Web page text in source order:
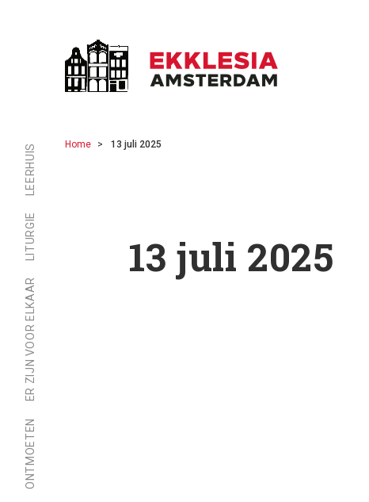
LEERHUIS
LITURGIE
ER ZIJN VOOR ELKAAR
ONTMOETEN
Home 13 juli 2025
13 juli 2025